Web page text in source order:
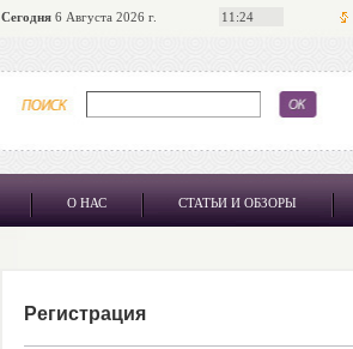
Сегодня6 Августа 2026 г. 11:24
О НАС СТАТЬИ И ОБЗОРЫ
Регистрация